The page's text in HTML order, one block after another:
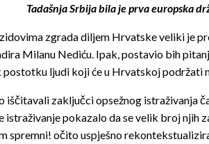
Tadašnja Srbija bila je prva europska
zgrada diljem Hrvatske veliki je
Milanu Nediću. Ipak, postavio bih
ljudi koji će u Hrvatskoj podržati
iščitavali zaključci opsežnog
istraživanje pokazalo da se velik broj njih
spremni! očito uspješno